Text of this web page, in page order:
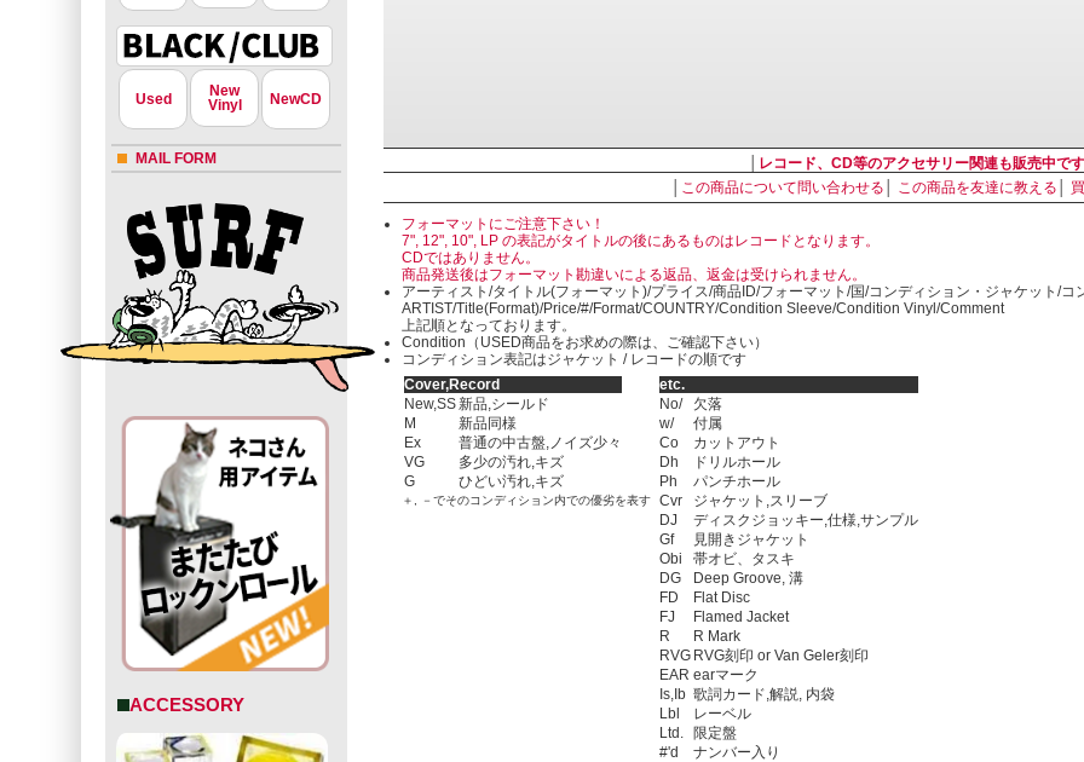
Used
New
Vinyl
NewCD
MAIL FORM
ACCESSORY
レコード、CD等のアクセサリー関連も販売中です
この商品について問い合わせる この商品を友達に教える
フォーマットにご注意下さい！
7", 12", 10", LP の表記がタイトルの後にあるものはレコードとなります。
CDではありません。
商品発送後はフォーマット勘違いによる返品、返金は受けられません。
アーティスト/タイトル(フォーマット)/プライス/商品ID/フォーマット/国/コンディション・ジャケット/コ
ARTIST/Title(Format)/Price/#/Format/COUNTRY/Condition Sleeve/Condition Vinyl/Comment
上記順となっております。
Condition（USED商品をお求めの際は、ご確認下さい）
コンディション表記はジャケット / レコードの順です
Cover,Record
New,SS新品,シールド
M
新品同様
Ex
普通の中古盤,ノイズ少々
VG
多少の汚れ,キズ
G
ひどい汚れ,キズ
＋, －でそのコンディション内での優劣を表す
etc.
No/
欠落
w/
付属
Co
カットアウト
Dh
ドリルホール
Ph
パンチホール
Cvr
ジャケット,スリーブ
DJ
ディスクジョッキー,仕様,サンプル
Gf
見開きジャケット
Obi
帯オビ、タスキ
DG
Deep Groove, 溝
FD
Flat Disc
FJ
Flamed Jacket
R
R Mark
RVG RVG刻印 or Van Geler刻印
EAR earマーク
Is,Ib 歌詞カード,解説, 内袋
Lbl
レーベル
Ltd.
限定盤
#'d
ナンバー入り